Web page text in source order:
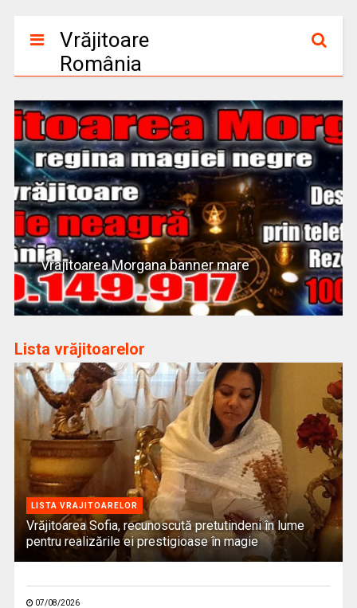
Vrăjitoare
România
Vrajitoarea Morgana banner mare
Lista vrăjitoarelor
LISTA VRAJITOARELOR
Vrăjitoarea Sofia, recunoscută pretutindeni în lume
pentru realizările ei prestigioase în magie
07/08/2026